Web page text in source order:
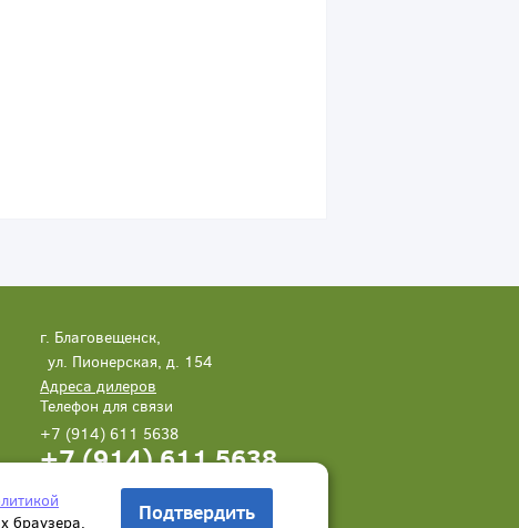
г. Благовещенск,
ул. Пионерская, д. 154
Адреса дилеров
Телефон для связи
+7 (914) 611 5638
+7 (914) 611 5638
Написать нам Заказать звонок
браузера. Подтвердить